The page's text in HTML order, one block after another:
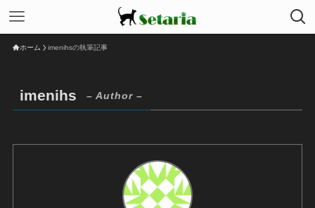
ホーム imenihsの執筆記事
imenihs – Author –